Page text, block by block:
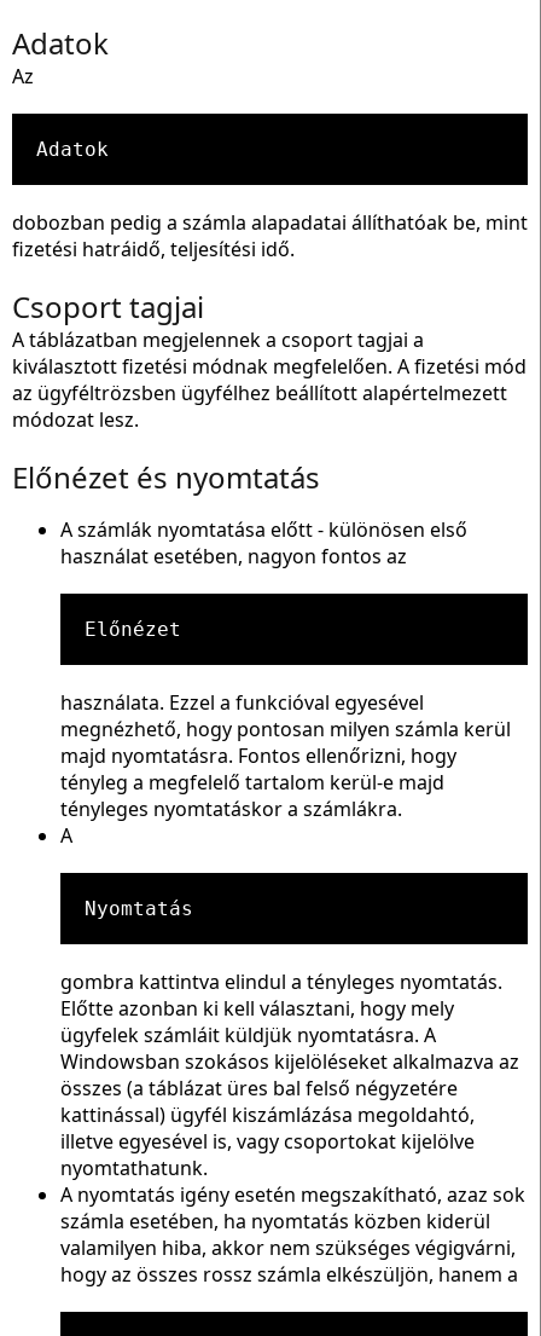
Adatok
Az
Adatok
dobozban pedig a számla alapadatai állíthatóak be, mint
fizetési hatráidő, teljesítési idő.
Csoport tagjai
A táblázatban megjelennek a csoport tagjai a
kiválasztott fizetési módnak megfelelően. A fizetési mód
az ügyféltrözsben ügyfélhez beállított alapértelmezett
módozat lesz.
Előnézet és nyomtatás
A számlák nyomtatása előtt - különösen első
használat esetében, nagyon fontos az
Előnézet
használata. Ezzel a funkcióval egyesével
megnézhető, hogy pontosan milyen számla kerül
majd nyomtatásra. Fontos ellenőrizni, hogy
tényleg a megfelelő tartalom kerül-e majd
tényleges nyomtatáskor a számlákra.
A
Nyomtatás
gombra kattintva elindul a tényleges nyomtatás.
Előtte azonban ki kell választani, hogy mely
ügyfelek számláit küldjük nyomtatásra. A
Windowsban szokásos kijelöléseket alkalmazva az
összes (a táblázat üres bal felső négyzetére
kattinással) ügyfél kiszámlázása megoldahtó,
illetve egyesével is, vagy csoportokat kijelölve
nyomtathatunk.
A nyomtatás igény esetén megszakítható, azaz sok
számla esetében, ha nyomtatás közben kiderül
valamilyen hiba, akkor nem szükséges végigvárni,
hogy az összes rossz számla elkészüljön, hanem a